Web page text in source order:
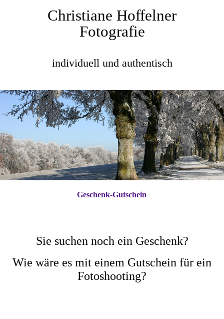
Christiane Hoffelner
Fotografie
individuell und authentisch
Geschenk-Gutschein
Sie suchen noch ein Geschenk?
Wie wäre es mit einem Gutschein für ein
Fotoshooting?